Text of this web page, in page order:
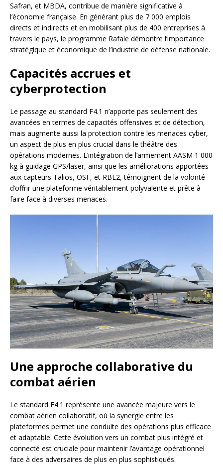
Safran, et MBDA, contribue de manière significative à
l’économie française. En générant plus de 7 000 emplois
directs et indirects et en mobilisant plus de 400 entreprises à
travers le pays, le programme Rafale démontre l’importance
stratégique et économique de l’industrie de défense nationale.
Capacités accrues et
cyberprotection
Le passage au standard F4.1 n’apporte pas seulement des
avancées en termes de capacités offensives et de détection,
mais augmente aussi la protection contre les menaces cyber,
un aspect de plus en plus crucial dans le théâtre des
opérations modernes. L’intégration de l’armement AASM 1 000
kg à guidage GPS/laser, ainsi que les améliorations apportées
aux capteurs Talios, OSF, et RBE2, témoignent de la volonté
d’offrir une plateforme véritablement polyvalente et prête à
faire face à diverses menaces.
Une approche collaborative du
combat aérien
Le standard F4.1 représente une avancée majeure vers le
combat aérien collaboratif, où la synergie entre les
plateformes permet une conduite des opérations plus efficace
et adaptable. Cette évolution vers un combat plus intégré et
connecté est cruciale pour maintenir l’avantage opérationnel
face à des adversaires de plus en plus sophistiqués.